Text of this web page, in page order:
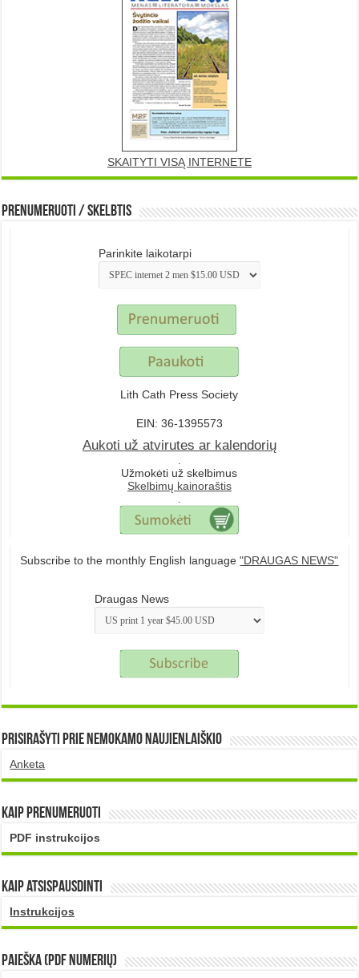
SKAITYTI VISĄ INTERNETE
Prenumeruoti / Skelbtis
Parinkite laikotarpi
Lith Cath Press Society
EIN: 36-1395573
Aukoti už atvirutes ar kalendorių
.
Užmokėti už skelbimus
Skelbimų kainoraštis
.
Subscribe to the monthly English language"DRAUGAS NEWS"
Draugas News
Prisirašyti prie nemokamo naujienlaiškio
Anketa
Kaip prenumeruoti
PDF instrukcijos
Kaip atsispausdinti
Instrukcijos
PAIEŠKA (PDF numerių)